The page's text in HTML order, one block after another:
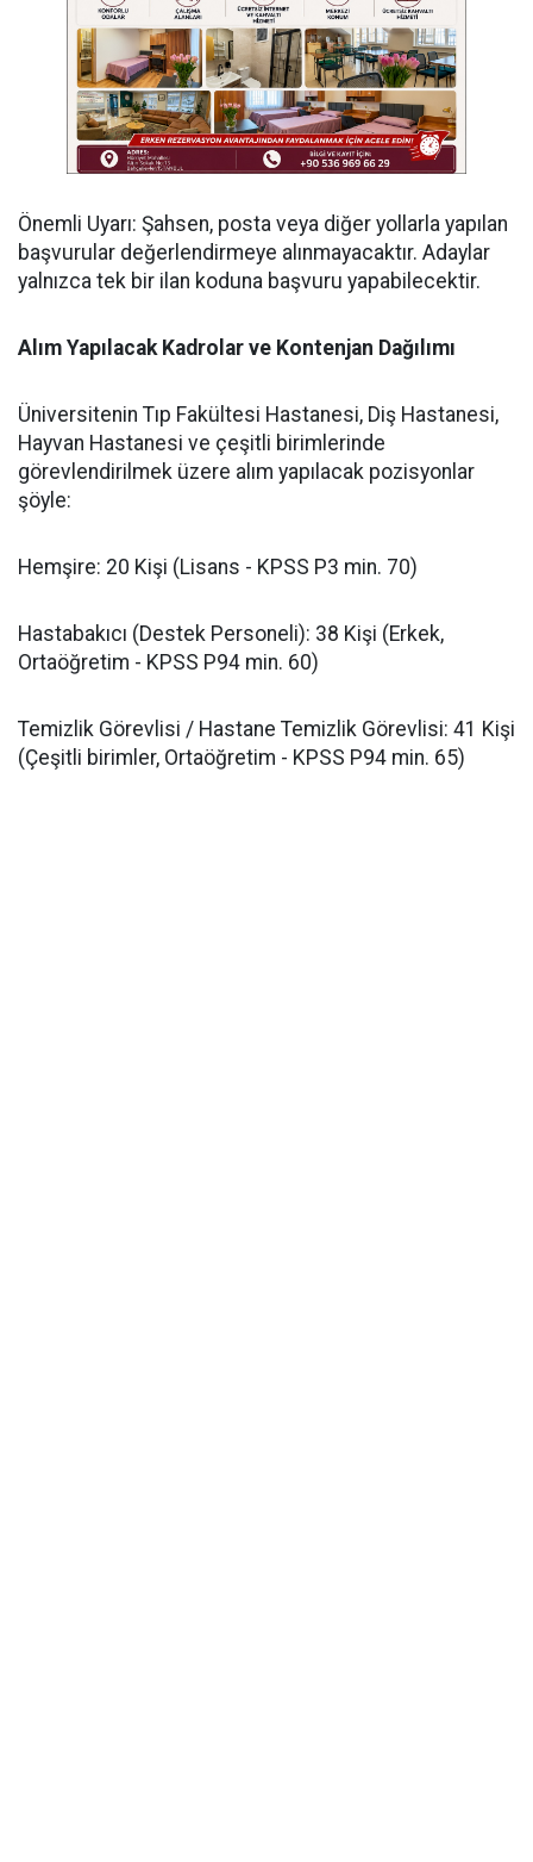
​Önemli Uyarı: Şahsen, posta veya diğer yollarla yapılan
başvurular değerlendirmeye alınmayacaktır. Adaylar
yalnızca tek bir ilan koduna başvuru yapabilecektir.
​Alım Yapılacak Kadrolar ve Kontenjan Dağılımı
​Üniversitenin Tıp Fakültesi Hastanesi, Diş Hastanesi,
Hayvan Hastanesi ve çeşitli birimlerinde
görevlendirilmek üzere alım yapılacak pozisyonlar
şöyle:
​Hemşire: 20 Kişi (Lisans - KPSS P3 min. 70)
​Hastabakıcı (Destek Personeli): 38 Kişi (Erkek,
Ortaöğretim - KPSS P94 min. 60)
​Temizlik Görevlisi / Hastane Temizlik Görevlisi: 41 Kişi
(Çeşitli birimler, Ortaöğretim - KPSS P94 min. 65)